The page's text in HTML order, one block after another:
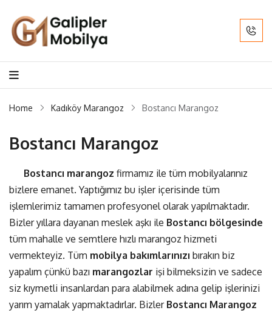
Home Kadıköy Marangoz Bostancı Marangoz
Bostancı Marangoz
Bostancı marangoz firmamız ile tüm mobilyalarınız
bizlere emanet. Yaptığımız bu işler içerisinde tüm
işlemlerimiz tamamen profesyonel olarak yapılmaktadır.
Bizler yıllara dayanan meslek aşkı ile Bostancı bölgesinde
tüm mahalle ve semtlere hızlı marangoz hizmeti
vermekteyiz. Tüm mobilya bakımlarınızı bırakın biz
yapalım çünkü bazı marangozlar işi bilmeksizin ve sadece
siz kıymetli insanlardan para alabilmek adına gelip işlerinizi
yarım yamalak yapmaktadırlar. Bizler Bostancı Marangoz